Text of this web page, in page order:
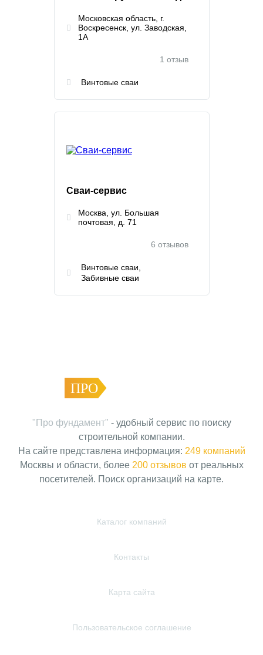
Московская область, г.
Воскресенск, ул. Заводская,
1А
1 отзыв
Винтовые сваи
Сваи-сервис
Москва, ул. Большая
почтовая, д. 71
6 отзывов
Винтовые сваи
Забивные сваи
ПРО
"Про фундамент" - удобный сервис по поиску
строительной компании.
На сайте представлена информация: 249 компаний
Москвы и области, более 200 отзывов от реальных
посетителей. Поиск организаций на карте.
Каталог компаний
Контакты
Карта сайта
Пользовательское соглашение